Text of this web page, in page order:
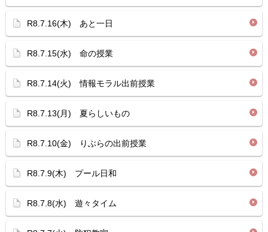
R8.7.16(木) あと一日
R8.7.15(水) 命の授業
R8.7.14(火) 情報モラル出前授業
R8.7.13(月) 夏らしいもの
R8.7.10(金) りぶらの出前授業
R8.7.9(木) プール日和
R8.7.8(水) 遊々タイム